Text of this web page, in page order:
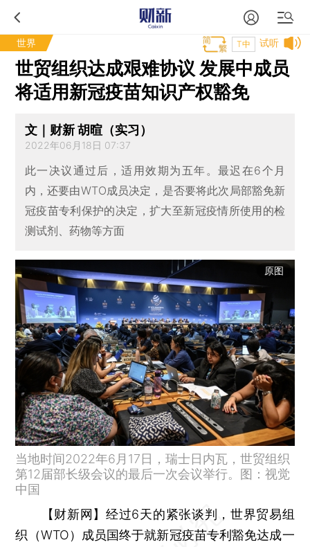
世界 试听
T中
世贸组织达成艰难协议 发展中成员
将适用新冠疫苗知识产权豁免
文｜财新 胡暄（实习）
2022年06月18日 07:37
此一决议通过后，适用效期为五年。最迟在6个月
内，还要由WTO成员决定，是否要将此次局部豁免新
冠疫苗专利保护的决定，扩大至新冠疫情所使用的检
测试剂、药物等方面
原图
当地时间2022年6月17日，瑞士日内瓦，世贸组织
第12届部长级会议的最后一次会议举行。图：视觉
中国
【财新网】经过6天的紧张谈判，世界贸易组
织（WTO）成员国终于就新冠疫苗专利豁免达成一